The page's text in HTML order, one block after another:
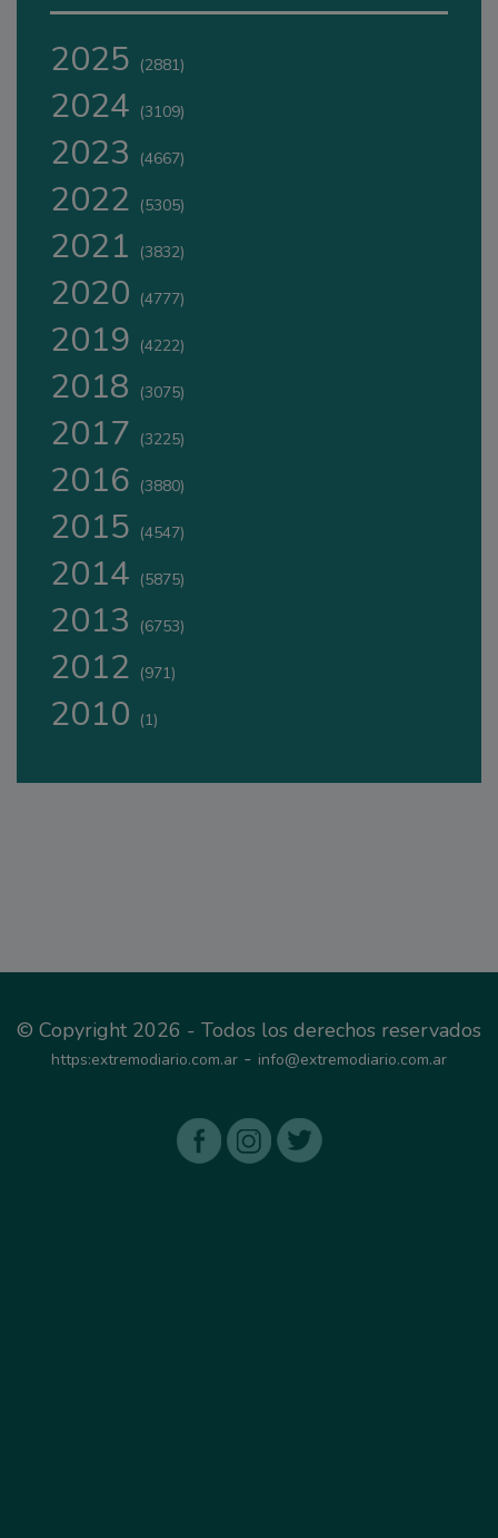
2025 (2881)
2024 (3109)
2023 (4667)
2022 (5305)
2021 (3832)
2020 (4777)
2019 (4222)
2018 (3075)
2017 (3225)
2016 (3880)
2015 (4547)
2014 (5875)
2013 (6753)
2012 (971)
2010 (1)
© Copyright 2026 - Todos los derechos reservados
https:extremodiario.com.ar - info@extremodiario.com.ar